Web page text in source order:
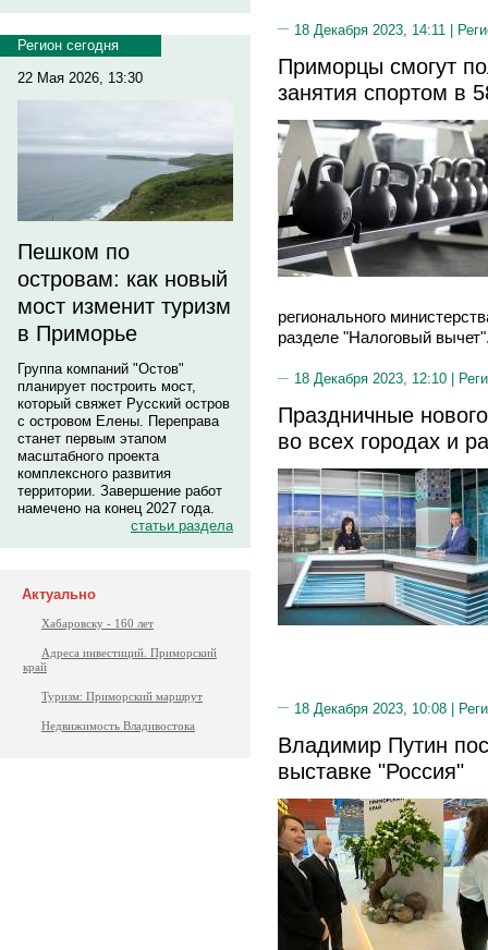
Регион сегодня
22 Мая 2026, 13:30
Пешком по
островам: как новый
мост изменит туризм
в Приморье
Группа компаний "Остов"
планирует построить мост,
который свяжет Русский остров
с островом Елены. Переправа
станет первым этапом
масштабного проекта
комплексного развития
территории. Завершение работ
намечено на конец 2027 года.
статьи раздела
Актуально
Хабаровску - 160 лет
Адреса инвестиций. Приморский
край
Туризм: Приморский маршрут
Недвижимость Владивостока
18 Декабря 2023, 14:11 |
Приморцы смогут
занятия спортом в
регионального
разделе "Налоговый
18 Декабря 2023, 12:10 |
Праздничные
во всех городах и
18 Декабря 2023, 10:08 |
Владимир Путин
выставке "Россия"